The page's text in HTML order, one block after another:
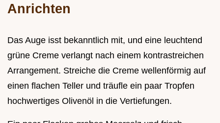
Anrichten
Das Auge isst bekanntlich mit, und eine leuchtend
grüne Creme verlangt nach einem kontrastreichen
Arrangement. Streiche die Creme wellenförmig auf
einen flachen Teller und träufle ein paar Tropfen
hochwertiges Olivenöl in die Vertiefungen.